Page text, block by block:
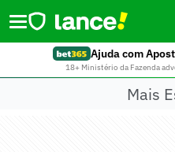
Ajuda com
18+ Ministério da Fazenda
Mais